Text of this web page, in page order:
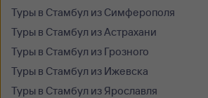
Туры в Стамбул из Симферополя
Туры в Стамбул из Астрахани
Туры в Стамбул из Грозного
Туры в Стамбул из Ижевска
Туры в Стамбул из Ярославля